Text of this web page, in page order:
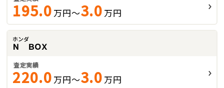
195.0 万円～3.0 万円
ホンダ
Ｎ ＢＯＸ
査定実績
220.0 万円～3.0 万円